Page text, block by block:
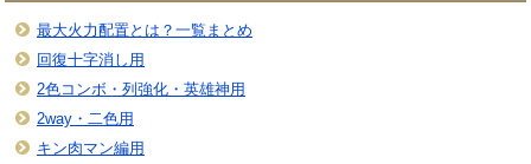
最大火力配置とは？一覧まとめ
回復十字消し用
2色コンボ・列強化・英雄神用
2way・二色用
キン肉マン編用